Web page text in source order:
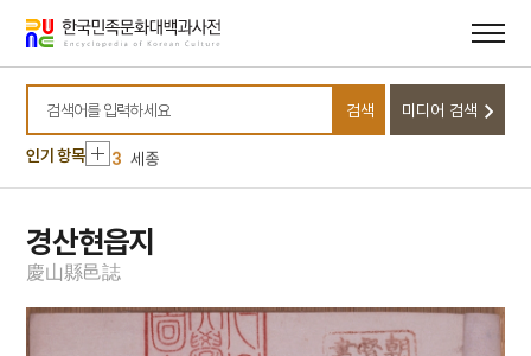
바로가기
바로가기
검색어를 입력하세요
검색 미디어 검색
인기 항목
10 김정일
1 금성대군
2 세조
3
세종
4 반야심경
5
성종
6
심마니
증수무원록
경산현읍지
慶山縣邑誌